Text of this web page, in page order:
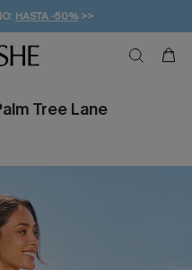
-10% EN 2 VESTIDOS
-10% EXTRA!
DE 49 € >>
Tree Lane